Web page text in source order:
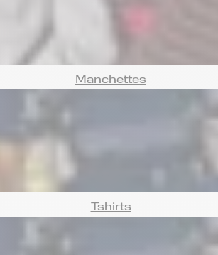
Manchettes
Tshirts